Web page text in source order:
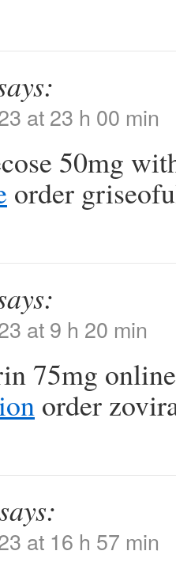
at 23 h 00 min
50mg
order
at 9 h 20 min
75mg
order
at 16 h 57 min